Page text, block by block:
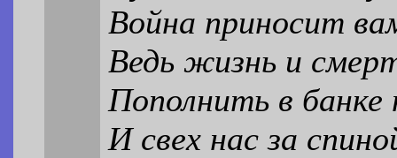
Война приносит
Ведь жизнь и
Пополнить в
И свех нас за